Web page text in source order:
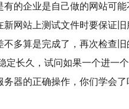
企业是自己做的网站可
网站上测试文件时要保证
多算是完成了，再次检查
久，试问如果一个进一
器的正确操作，你们学会了